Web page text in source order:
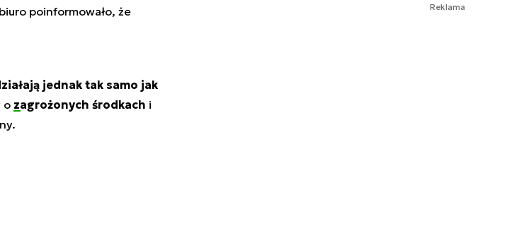
poinformowało, że
jednak tak samo jak
o zagrożonych środkach i
Reklama